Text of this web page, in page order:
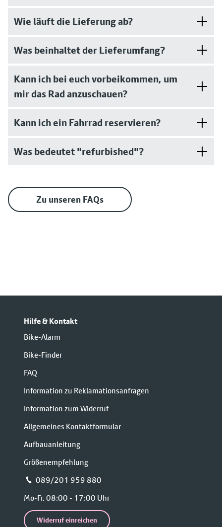
Wie läuft die Lieferung ab?
Was beinhaltet der Lieferumfang?
Kann ich bei euch vorbeikommen, um
mir das Rad anzuschauen?
Kann ich ein Fahrrad reservieren?
Was bedeutet "refurbished"?
Zu unseren FAQs
Hilfe & Kontakt
Bike-Alarm
Bike-Finder
FAQ
Information zu Reklamationsanfragen
Information zum Widerruf
Allgemeines Kontaktformular
Aufbauanleitung
Größenempfehlung
📞 089/201 959 880
Mo-Fr, 08:00 - 17:00 Uhr
Widerruf einreichen